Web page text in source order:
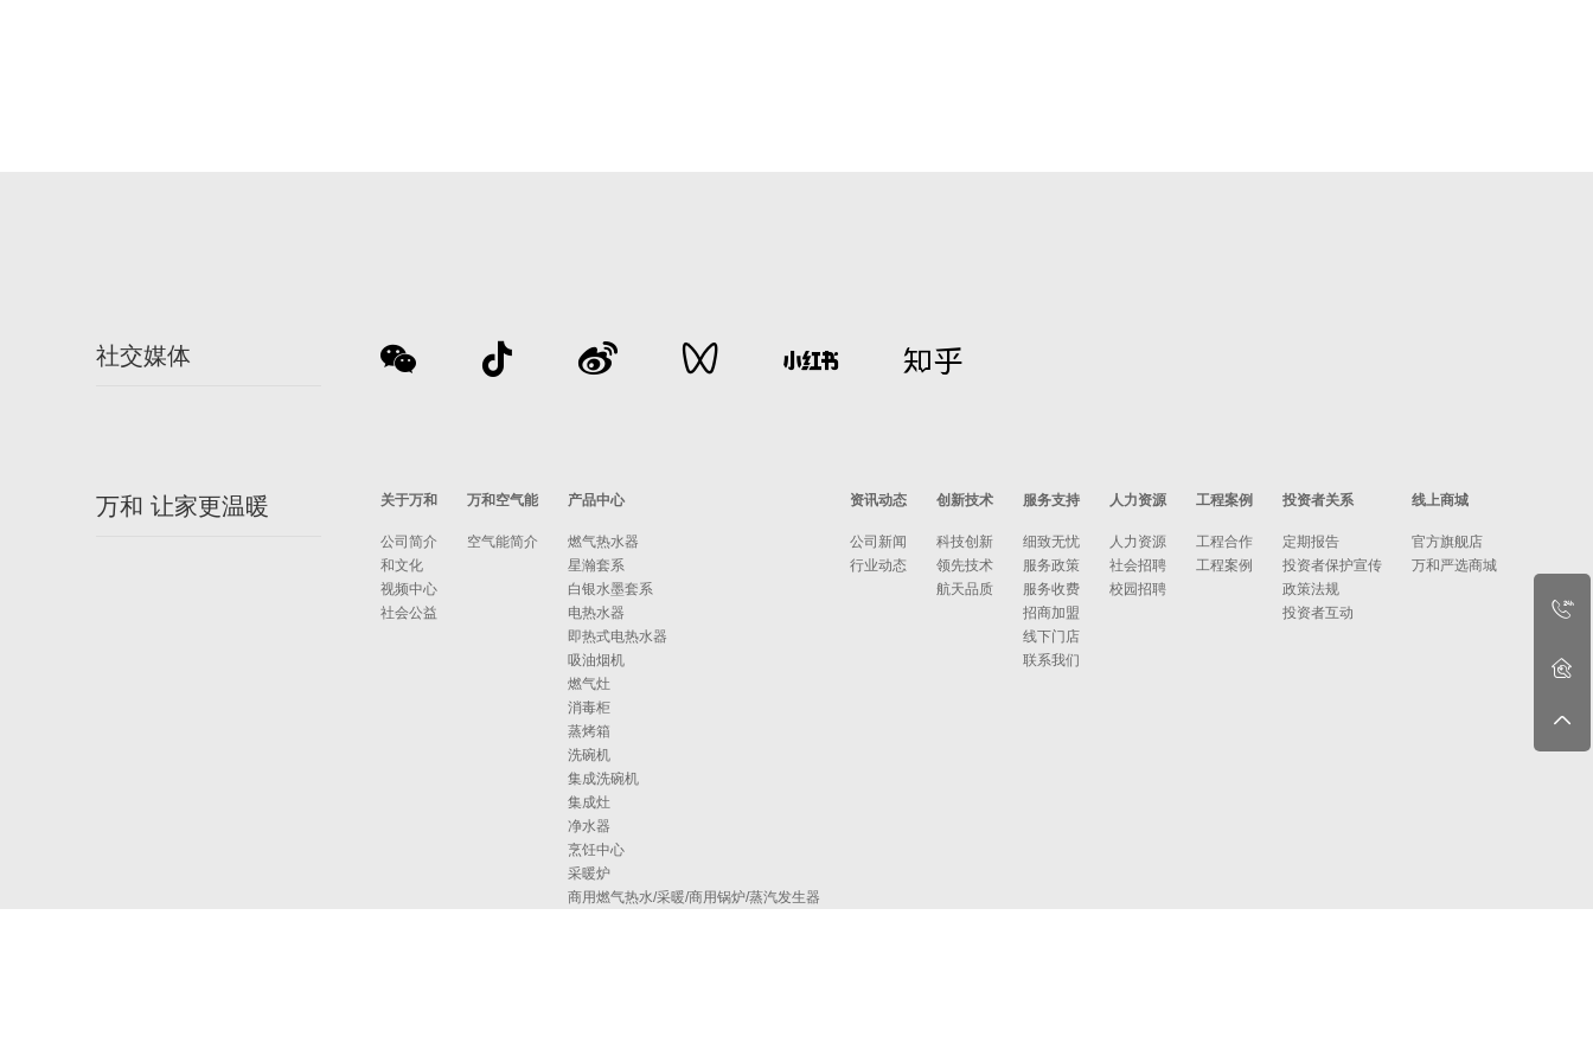
社交媒体
万和 让家更温暖 关于万和
公司简介
和文化
视频中心
社会公益
万和空气能
空气能简介
产品中心
燃气热水器
星瀚套系
白银水墨套系
电热水器
即热式电热水器
吸油烟机
燃气灶
消毒柜
蒸烤箱
洗碗机
集成洗碗机
集成灶
净水器
烹饪中心
采暖炉
商用燃气热水/采暖/商用锅炉/蒸汽发生器
资讯动态
公司新闻
行业动态
创新技术
科技创新
领先技术
航天品质
服务支持
细致无忧
服务政策
服务收费
招商加盟
线下门店
联系我们
人力资源
人力资源
社会招聘
校园招聘
工程案例
工程合作
工程案例
投资者关系
定期报告
投资者保护宣传
政策法规
投资者互动
线上商城
官方旗舰店
万和严选商城